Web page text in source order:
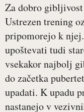
Za dobro
Ustrezen trening
pripomorejo k
upoštevati tudi
vsekakor najbolj
do začetka
upadati. K upadu
nastanejo v